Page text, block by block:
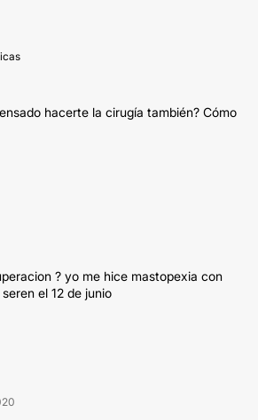
hacerte la cirugía también? Cómo
? yo me hice mastopexia con
el 12 de junio